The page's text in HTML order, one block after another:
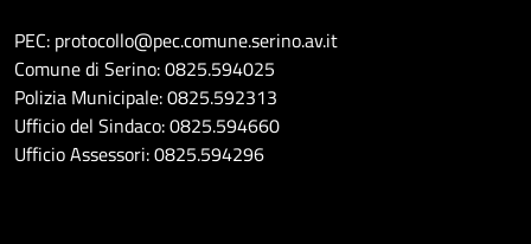
PEC: protocollo@pec.comune.serino.av.it
Comune di Serino: 0825.594025
Polizia Municipale: 0825.592313
Ufficio del Sindaco: 0825.594660
Ufficio Assessori: 0825.594296